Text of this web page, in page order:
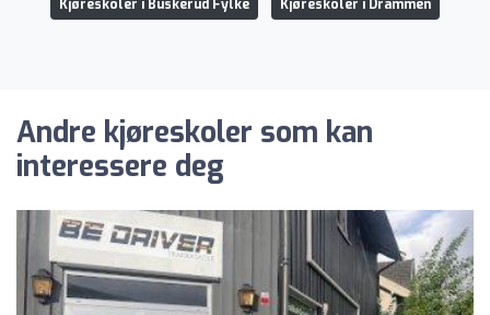
Kjøreskoler i Buskerud Fylke Kjøreskoler i Drammen
Andre kjøreskoler som kan
interessere deg